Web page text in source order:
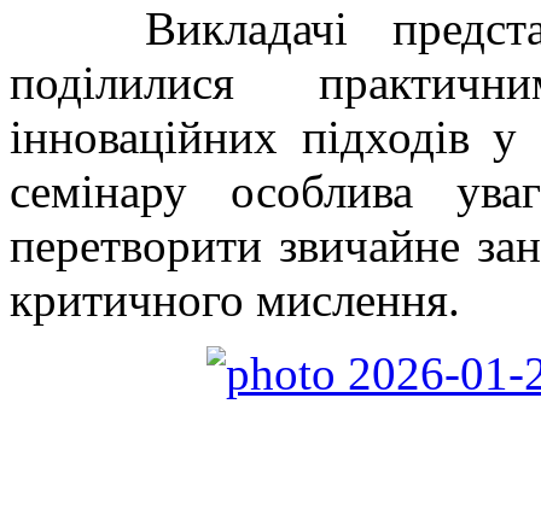
Викладачі
поділилися
інноваційних підходів
семінару особлива
перетворити звичайне
критичного мислення.